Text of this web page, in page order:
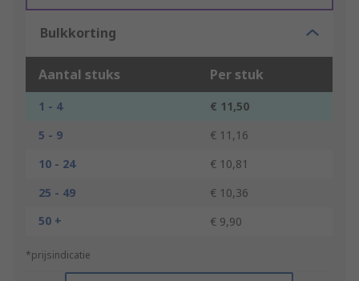
Bulkkorting
Aantal stuks Per stuk
1 - 4
€ 11,50
5 - 9
€ 11,16
10 - 24
€ 10,81
25 - 49
€ 10,36
50 +
€ 9,90
*prijsindicatie